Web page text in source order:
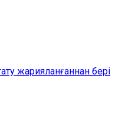
жарияланғаннан бері